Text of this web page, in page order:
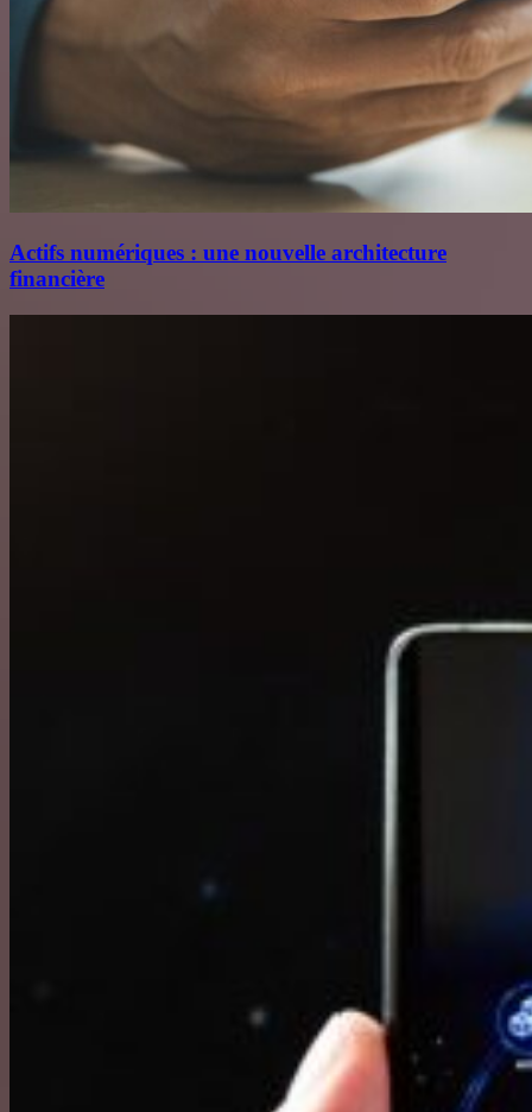
Actifs numériques : une nouvelle architecture
financière